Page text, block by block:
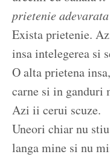
prietenie adevarata
Exista prietenie.
insa intelegerea si
O alta prietena
carne si in ganduri
Azi ii cerui scuze.
Uneori chiar nu
langa mine si nu